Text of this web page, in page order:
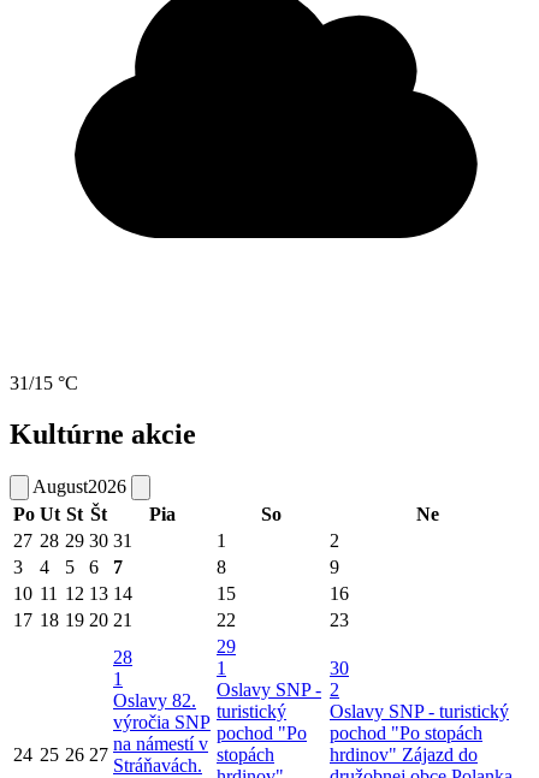
31/15 °C
Kultúrne akcie
August2026
Po Ut St Št Pia So
Ne
27 28 29 30 31 1
2
3
4 5 6 7 8
9
10 11 12 13 14 15
16
17 18 19 20 21 22 23
24 25 26 27
28
1
Oslavy 82.
výročia SNP
na námestí v
Stráňavách.
29
1
Oslavy SNP -
turistický
pochod "Po
stopách
30
2
Oslavy SNP - turistický
pochod "Po stopách
hrdinov" Zájazd do